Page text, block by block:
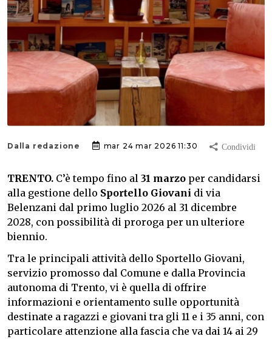
Dalla redazione mar 24 mar 2026 11:30
TRENTO. C’è tempo fino al 31 marzo per candidarsi
alla gestione dello Sportello Giovani di via
Belenzani dal primo luglio 2026 al 31 dicembre
2028, con possibilità di proroga per un ulteriore
biennio.
Tra le principali attività dello Sportello Giovani,
servizio promosso dal Comune e dalla Provincia
autonoma di Trento, vi è quella di offrire
informazioni e orientamento sulle opportunità
destinate a ragazzi e giovani tra gli 11 e i 35 anni, con
particolare attenzione alla fascia che va dai 14 ai 29